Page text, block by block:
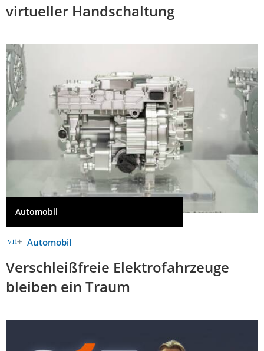
virtueller Handschaltung
Automobil
Automobil
Verschleißfreie Elektrofahrzeuge
bleiben ein Traum